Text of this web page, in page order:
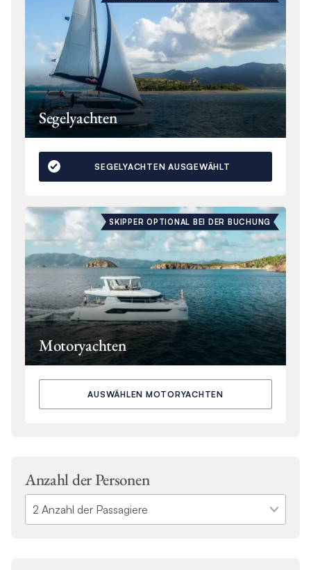
Segelyachten
SEGELYACHTEN AUSGEWÄHLT
SKIPPER OPTIONAL BEI DER BUCHUNG
Motoryachten
AUSWÄHLEN MOTORYACHTEN
Anzahl der Personen